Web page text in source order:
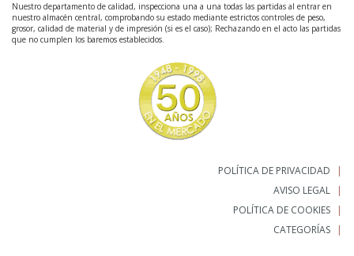
Nuestro departamento de calidad, inspecciona una a una todas las partidas al entrar en
nuestro almacén central, comprobando su estado mediante estrictos controles de peso,
grosor, calidad de material y de impresión (si es el caso); Rechazando en el acto las partidas
que no cumplen los baremos establecidos.
POLÍTICA DE PRIVACIDAD
AVISO LEGAL
POLÍTICA DE COOKIES
CATEGORÍAS